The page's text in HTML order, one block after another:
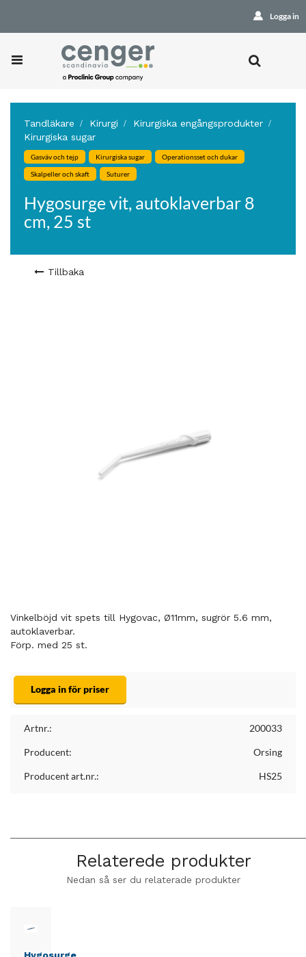
Logga in
Tandläkare Kirurgi
Kirurgiska engångsprodukter
Kirurgiska sugar
Gasväv och tejp Kirurgiska sugar Operationsset och dukar
Skalpeller och skaft Suturer
Hygosurge vit, autoklaverbar 8
cm, 25 st
Tillbaka
Vinkelböjd vit spets till Hygovac, Ø11mm, sugrör 5.6 mm,
autoklaverbar.
Förp. med 25 st.
Logga in för priser
Artnr.: 200033
Producent: Orsing
Producent art.nr.: HS25
Relaterede produkter
Nedan så ser du relaterade produkter